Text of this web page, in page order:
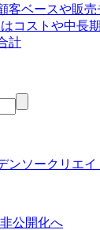
客ベースや販
コストや中長
計
ンソークリエ
公開化へ